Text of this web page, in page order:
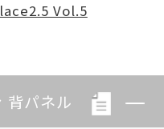
Vol.5
背パネル